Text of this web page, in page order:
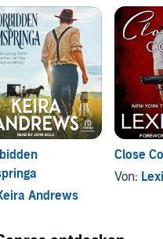
Andrews
Close
Von: